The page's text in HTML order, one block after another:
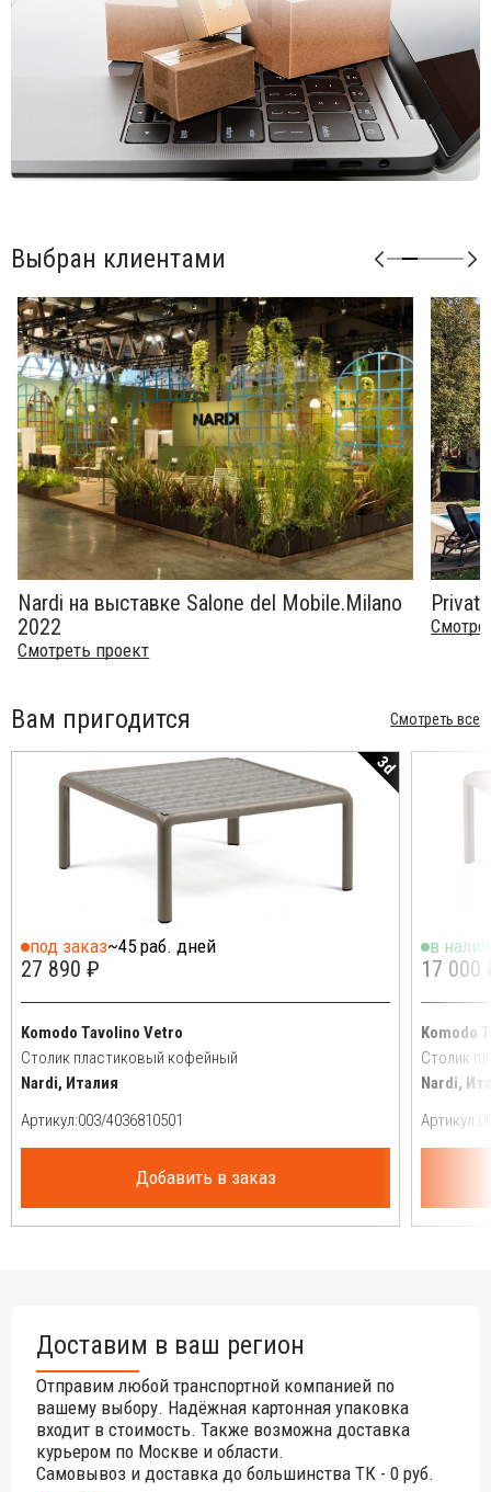
Возможные цвета подушек из акрила: серый (grigio),
розовый (rosa quarzo).
Возможные цвета подушек из ткани Sunbrella: синий
(adriatic), лед (ghiaccio), авокадо (avocado), джунгли
(giungla), холст (canvas).
Возможные цвета подушек из ткани TECH: панама
(panama).
Открыть технические характеристики
Открыть инструкцию по сборке.
Можно докупать модули и корректировать размеры
мебели под необходимые размеры. Элементы серии
Кomodo комбинируются между собой в любой
последовательности, создавая индивидуальные решения
для Вашего интерьера.
Выбран клиентами
Nardi на выставке Salone del Mobile.Milano
2022
Смотреть проект
Вам пригодится Смотреть все
3d
под заказ~45 раб. дней
27 890 ₽
Komodo Tavolino Vetro
Столик пластиковый кофейный
Nardi, Италия
Артикул:
Добавить в заказ
в
17 000
Komodo
Столик
Nardi,
Артикул:
Доставим в ваш регион
Отправим любой транспортной компанией по
вашему выбору. Надёжная картонная упаковка
входит в стоимость. Также возможна доставка
курьером по Москве и области.
Самовывоз и доставка до большинства ТК - 0 руб.